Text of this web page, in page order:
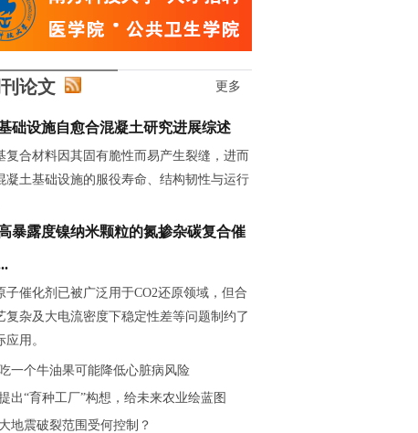
论文 更多
础设施自愈合混凝土研究进展综述
复合材料因其固有脆性而易产生裂缝，进而
凝土基础设施的服役寿命、结构韧性与运行
暴露度镍纳米颗粒的氮掺杂碳复合催
子催化剂已被广泛用于CO2还原领域，但合
复杂及大电流密度下稳定性差等问题制约了
应用。
一个牛油果可能降低心脏病风险
出“育种工厂”构想，给未来农业绘蓝图
地震破裂范围受何控制？